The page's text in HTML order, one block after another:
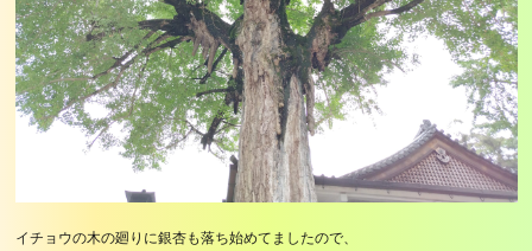
イチョウの木の廻りに銀杏も落ち始めてましたので、